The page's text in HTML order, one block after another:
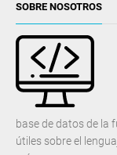
SOBRE NOSOTROS
base de datos de la
útiles sobre el